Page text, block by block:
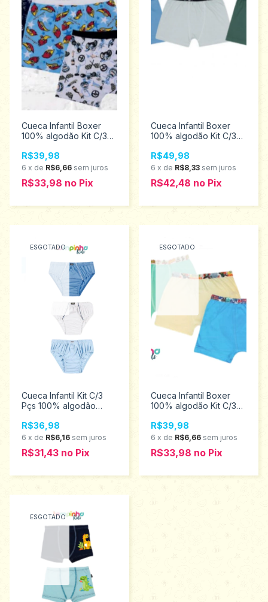
Cueca Infantil Boxer
100% algodão Kit C/3
R$39,98
6 x de R$6,66 sem juros
R$33,98 no Pix
Cueca Infantil Boxer
100% algodão Kit C/3
R$49,98
6 x de R$8,33 sem juros
R$42,48 no Pix
ESGOTADO
Cueca Infantil Kit C/3
Pçs 100% algodão
R$36,98
6 x de R$6,16 sem juros
R$31,43 no Pix
ESGOTADO
Cueca Infantil Boxer
100% algodão Kit C/3
R$39,98
6 x de R$6,66 sem juros
R$33,98 no Pix
ESGOTADO